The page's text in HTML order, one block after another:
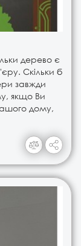
дерево є
Скільки б
завжди
якщо Ви
дому,
Вибравши